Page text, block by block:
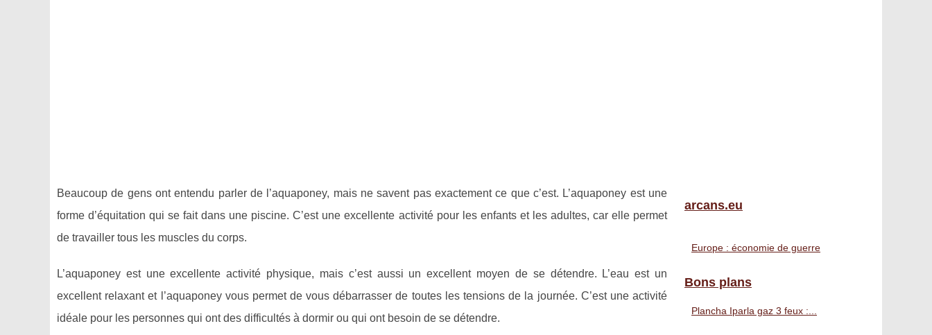
Beaucoup de gens ont entendu parler de l’aquaponey, mais ne savent pas exactement ce que c’est. L’aquaponey est une
forme d’équitation qui se fait dans une piscine. C’est une excellente activité pour les enfants et les adultes, car elle permet
de travailler tous les muscles du corps.
L’aquaponey est une excellente activité physique, mais c’est aussi un excellent moyen de se détendre. L’eau est un
excellent relaxant et l’aquaponey vous permet de vous débarrasser de toutes les tensions de la journée. C’est une activité
idéale pour les personnes qui ont des difficultés à dormir ou qui ont besoin de se détendre.
arcans.eu
Europe : économie de guerre
Bons plans
Plancha Iparla gaz 3 feux :...